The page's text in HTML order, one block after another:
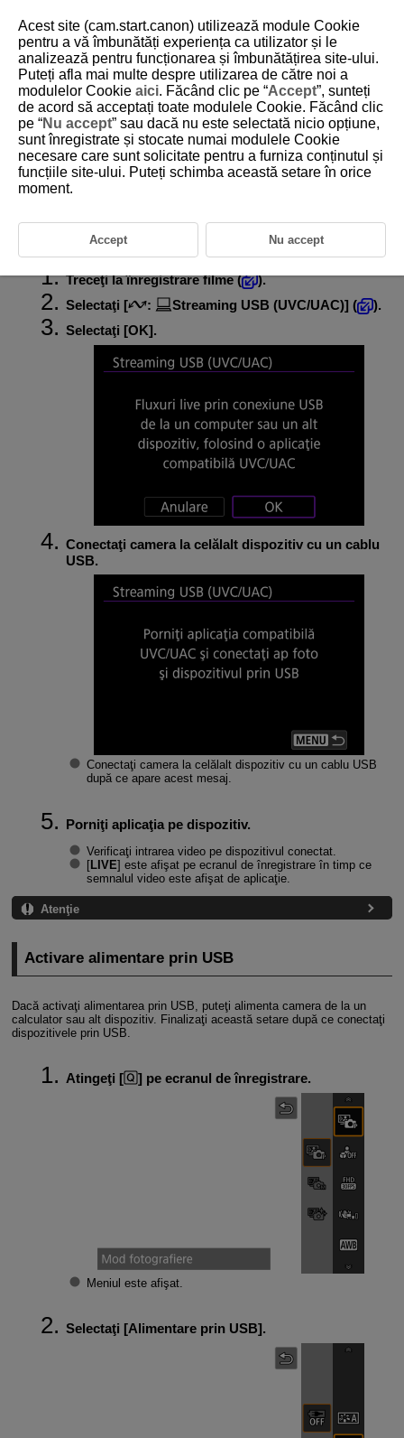
D375-166
Streaming USB (UVC/UAC)
Activare alimentare prin USB
Setarea dimensiunii pentru Streaming
Treceţi la înregistrare filme (
).
Selectaţi [
: Streaming USB (UVC/UAC)] (
).
Selectaţi [OK].
Conectaţi camera la celălalt dispozitiv cu un cablu
USB.
Conectaţi camera la celălalt dispozitiv cu un cablu USB
după ce apare acest mesaj.
Porniţi aplicaţia pe dispozitiv.
Verificaţi intrarea video pe dispozitivul conectat.
[LIVE] este afişat pe ecranul de înregistrare în timp ce
semnalul video este afişat de aplicaţie.
Atenţie
Activare alimentare prin USB
Dacă activaţi alimentarea prin USB, puteţi alimenta camera de la un
calculator sau alt dispozitiv. Finalizaţi această setare după ce conectaţi
dispozitivele prin USB.
Atingeţi [ ] pe ecranul de înregistrare.
Meniul este afişat.
Selectaţi [Alimentare prin USB].
Acest site (cam.start.canon) utilizează module Cookie
pentru a vă îmbunătăți experiența ca utilizator și le
analizează pentru funcționarea și îmbunătățirea site-ului.
Puteți afla mai multe despre utilizarea de către noi a
modulelor Cookie aici. Făcând clic pe “Accept”, sunteți
de acord să acceptați toate modulele Cookie. Făcând clic
pe “Nu accept” sau dacă nu este selectată nicio opțiune,
sunt înregistrate și stocate numai modulele Cookie
necesare care sunt solicitate pentru a furniza conținutul și
funcțiile site-ului. Puteți schimba această setare în orice
moment.
Accept Nu accept